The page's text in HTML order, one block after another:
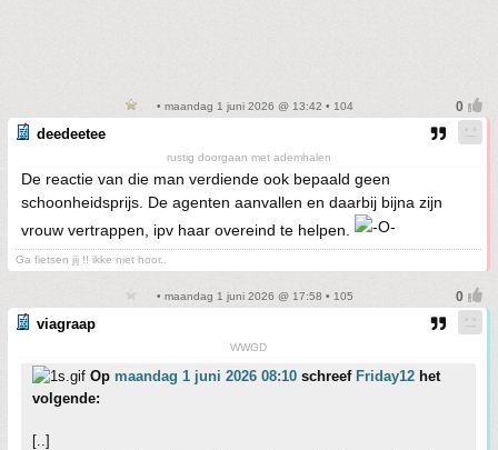
• maandag 1 juni 2026 @ 13:42 • 104
deedeetee
rustig doorgaan met ademhalen
De reactie van die man verdiende ook bepaald geen
schoonheidsprijs. De agenten aanvallen en daarbij bijna zijn
vrouw vertrappen, ipv haar overeind te helpen.
Ga fietsen jij !! ikke niet hoor..
• maandag 1 juni 2026 @ 17:58 • 105
viagraap
WWGD
Op maandag 1 juni 2026 08:10 schreef Friday12 het
volgende:
[..]